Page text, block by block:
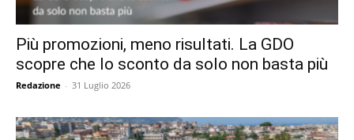
Più promozioni, meno risultati. La GDO
scopre che lo sconto da solo non basta più
Redazione - 31 Luglio 2026